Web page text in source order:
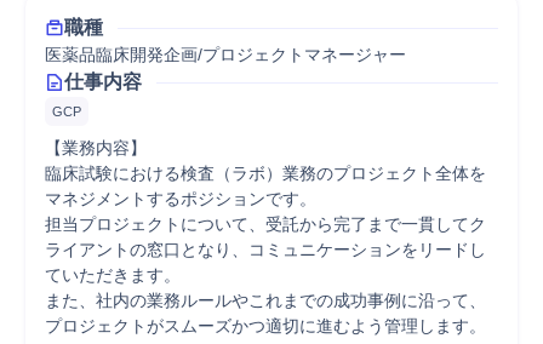
職種
医薬品臨床開発企画/プロジェクトマネージャー
仕事内容
GCP
【業務内容】
臨床試験における検査（ラボ）業務のプロジェクト全体を
マネジメントするポジションです。
担当プロジェクトについて、受託から完了まで一貫してク
ライアントの窓口となり、コミュニケーションをリードし
ていただきます。
また、社内の業務ルールやこれまでの成功事例に沿って、
プロジェクトがスムーズかつ適切に進むよう管理します。